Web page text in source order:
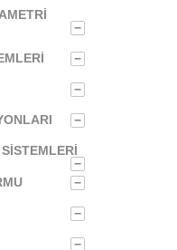
−
−
−
−
−
−
−
−